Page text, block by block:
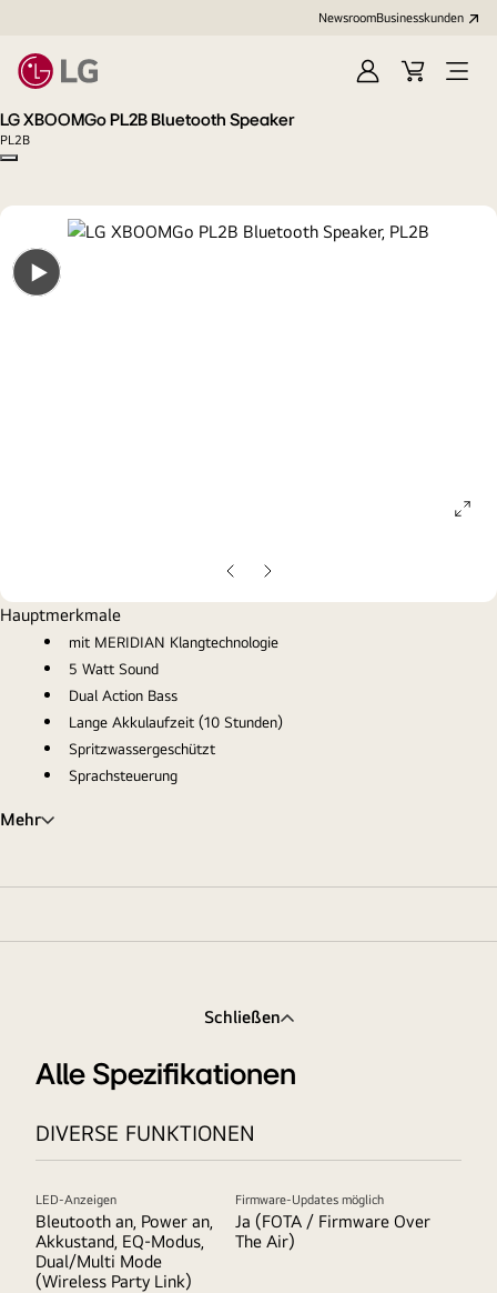
NewsroomBusinesskunden
AnmeldenWarenkorb
Menü
LG XBOOMGo PL2B Bluetooth Speaker
PL2B
Copy model name
Vorherige
Folie
Nächste
Folie
Hauptmerkmale
mit MERIDIAN Klangtechnologie
5 Watt Sound
Dual Action Bass
Lange Akkulaufzeit (10 Stunden)
Spritzwassergeschützt
Sprachsteuerung
Mehr
Schließen
Alle Spezifikationen
DIVERSE FUNKTIONEN
LED-Anzeigen
Bleutooth an, Power an,
Akkustand, EQ-Modus,
Dual/Multi Mode
(Wireless Party Link)
Firmware-Updates möglich
Ja (FOTA / Firmware Over
The Air)